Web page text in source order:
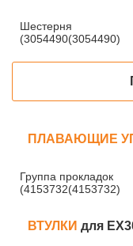
Шестерня
(3054490(3054490)
ПЛАВАЮЩИЕ
Группа прокладок
(4153732(4153732)
ВТУЛКИ для